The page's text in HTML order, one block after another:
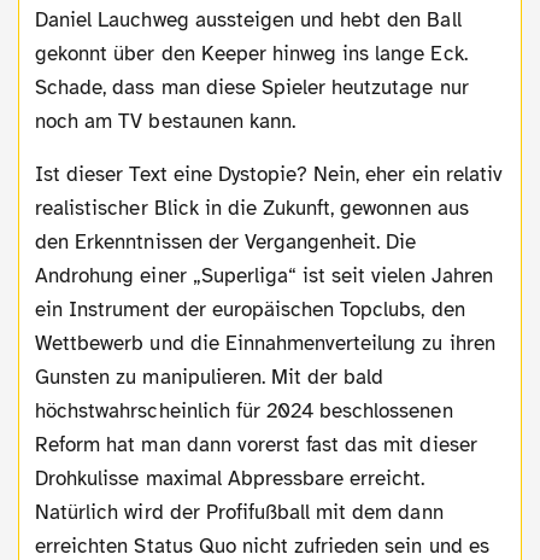
Daniel Lauchweg aussteigen und hebt den Ball
gekonnt über den Keeper hinweg ins lange Eck.
Schade, dass man diese Spieler heutzutage nur
noch am TV bestaunen kann.
Ist dieser Text eine Dystopie? Nein, eher ein relativ
realistischer Blick in die Zukunft, gewonnen aus
den Erkenntnissen der Vergangenheit. Die
Androhung einer „Superliga“ ist seit vielen Jahren
ein Instrument der europäischen Topclubs, den
Wettbewerb und die Einnahmenverteilung zu ihren
Gunsten zu manipulieren. Mit der bald
höchstwahrscheinlich für 2024 beschlossenen
Reform hat man dann vorerst fast das mit dieser
Drohkulisse maximal Abpressbare erreicht.
Natürlich wird der Profifußball mit dem dann
erreichten Status Quo nicht zufrieden sein und es